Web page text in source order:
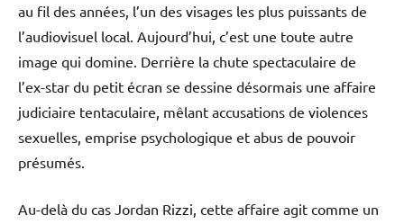
au fil des années, l’un des visages les plus puissants de
l’audiovisuel local. Aujourd’hui, c’est une toute autre
image qui domine. Derrière la chute spectaculaire de
l’ex-star du petit écran se dessine désormais une affaire
judiciaire tentaculaire, mêlant accusations de violences
sexuelles, emprise psychologique et abus de pouvoir
présumés.
Au-delà du cas Jordan Rizzi, cette affaire agit comme un